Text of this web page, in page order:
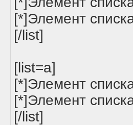
[*]Элемент
[/list]
[list=a]
[*]Элемент
[*]Элемент
[/list]